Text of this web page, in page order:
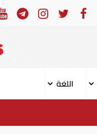
السعودية تعلن إصابة 11 مدنيا في هجوم حوثي على نجران
اللغة